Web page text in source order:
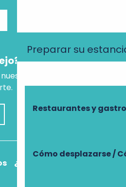
Preparar su
Restaurantes y
Cómo desplazarse /
asistente virtual, que
¿Cómo llegar?